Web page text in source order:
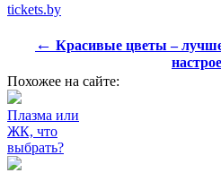
tickets.by
← Красивые цветы –
Похожее на сайте:
Плазма или
ЖК, что
выбрать?